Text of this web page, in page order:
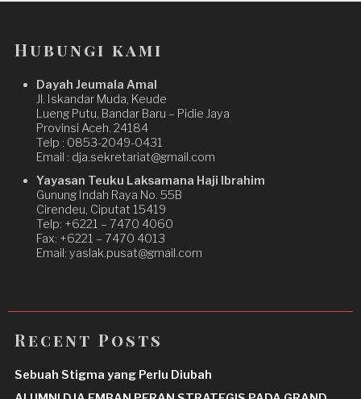
Hubungi kami
Dayah Jeumala Amal
Jl. Iskandar Muda, Keude
Lueng Putu, Bandar Baru – Pidie Jaya
Provinsi Aceh. 24184
Telp : 0853-2049-0431
Email : dja.sekretariat@gmail.com
Yayasan Teuku Laksamana Haji Ibrahim
Gunung Indah Raya No. 55B
Cirendeu, Ciputat 15419
Telp: +6221 – 7470 4060
Fax: +6221 – 7470 4013
Email: yaslak.pusat@gmail.com
Recent Posts
Sebuah Stigma yang Perlu Diubah